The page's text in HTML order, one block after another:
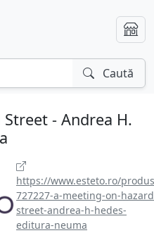
Caută
- Andrea H.
https://www.esteto.ro/
727227-a-meeting-on-
street-andrea-h-hedes-
editura-neuma